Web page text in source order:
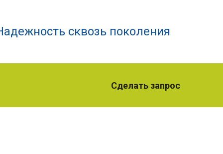
сквозь поколения
Сделать запрос